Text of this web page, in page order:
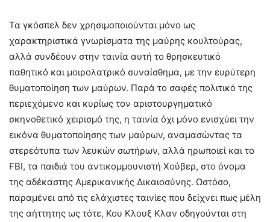
Τα γκόσπελ δεν χρησιμοποιούνται μόνο ως
χαρακτηριστικά γνωρίσματα της μαύρης κουλτούρας,
αλλά συνδέουν στην ταινία αυτή το θρησκευτικό
παθητικό και μοιρολατρικό συναίσθημα, με την ευρύτερη
θυματοποίηση των μαύρων. Παρά το σαφές πολιτικό της
περιεχόμενο και κυρίως τον αριστουργηματικό
σκηνοθετικό χειρισμό της, η ταινία όχι μόνο ενισχύει την
εικόνα θυματοποίησης των μαύρων, αναμασώντας τα
στερεότυπα των λευκών σωτήρων, αλλά ηρωποιεί και το
FBI, τα παιδιά του αντικομμουνιστή Χούβερ, στο όνομα
της αδέκαστης Αμερικανικής Δικαιοσύνης. Ωστόσο,
παραμένει από τις ελάχιστες ταινίες που δείχνει πως μέλη
της αήττητης ως τότε, Κου Κλουξ Κλαν οδηγούνται στη